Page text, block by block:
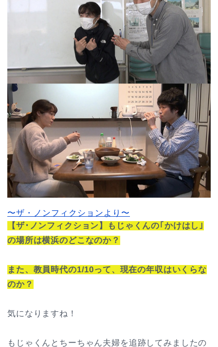
〜ザ・ノンフィクションより〜
【ザ･ノンフィクション】もじゃくんの｢かけはし｣
の場所は横浜のどこなのか？
また、教員時代の1/10って、現在の年収はいくらな
のか？
気になりますね！
もじゃくんとちーちゃん夫婦を追跡してみましたの